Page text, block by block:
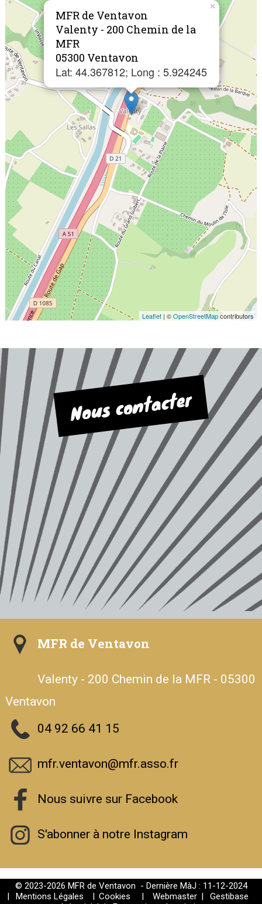
MFR de Ventavon
Valenty - 200 Chemin de la
MFR
05300 Ventavon
Lat: 44.367812; Long : 5.924245
×
Leaflet | ©OpenStreetMapcontributors
Nous contacter
MFR de Ventavon
Valenty - 200 Chemin de la MFR - 05300
Ventavon
04 92 66 41 15
mfr.ventavon@mfr.asso.fr
Nous suivre sur Facebook
S'abonner à notre Instagram
© 2023-2026 MFR de Ventavon - Dernière MàJ : 11-12-2024
|
Mentions Légales | Cookies | Webmaster |
Gestibase